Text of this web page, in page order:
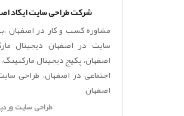
شرکت طراحی سایت ایکاد
مشاوره کسب و کار در اصفهان
سایت در اصفهان دیجیتال
اصفهان، پکیج دیجیتال
اجتماعی در اصفهان، طراحی
اصفهان
طراحی سایت